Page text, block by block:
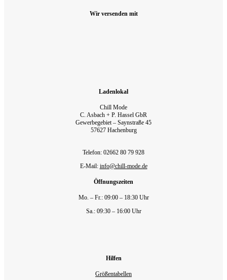
Wir versenden mit
Ladenlokal
Chill Mode
C. Asbach + P. Hassel GbR
Gewerbegebiet – Saynstraße 45
57627 Hachenburg
Telefon: 02662 80 79 928‬
E-Mail: info@chill-mode.de
Öffnungszeiten
Mo. – Fr.: 09:00 – 18:30 Uhr
Sa.: 09:30 – 16:00 Uhr
Hilfen
Größentabellen